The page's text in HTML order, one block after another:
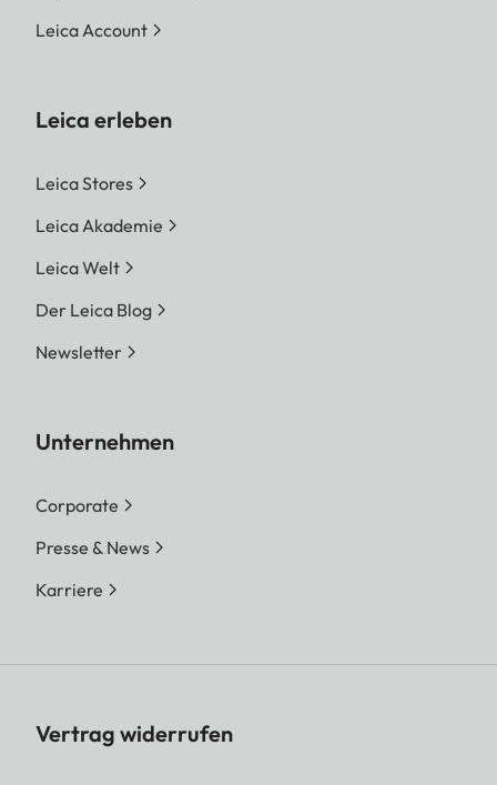
Leica Account
Leica erleben
Leica Stores
Leica Akademie
Leica Welt
Der Leica Blog
Newsletter
Unternehmen
Corporate
Presse & News
Karriere
Vertrag widerrufen